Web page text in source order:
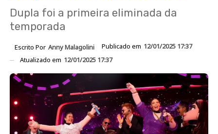
Dupla foi a primeira eliminada da
temporada
Escrito Por Anny Malagolini Publicado em 12/01/2025 17:37
Atualizado em 12/01/2025 17:37